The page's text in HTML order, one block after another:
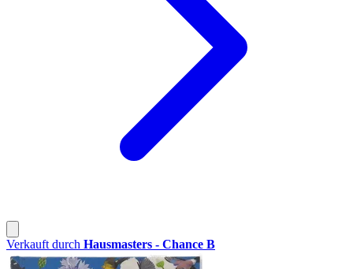
Verkauft durch Hausmasters - Chance B